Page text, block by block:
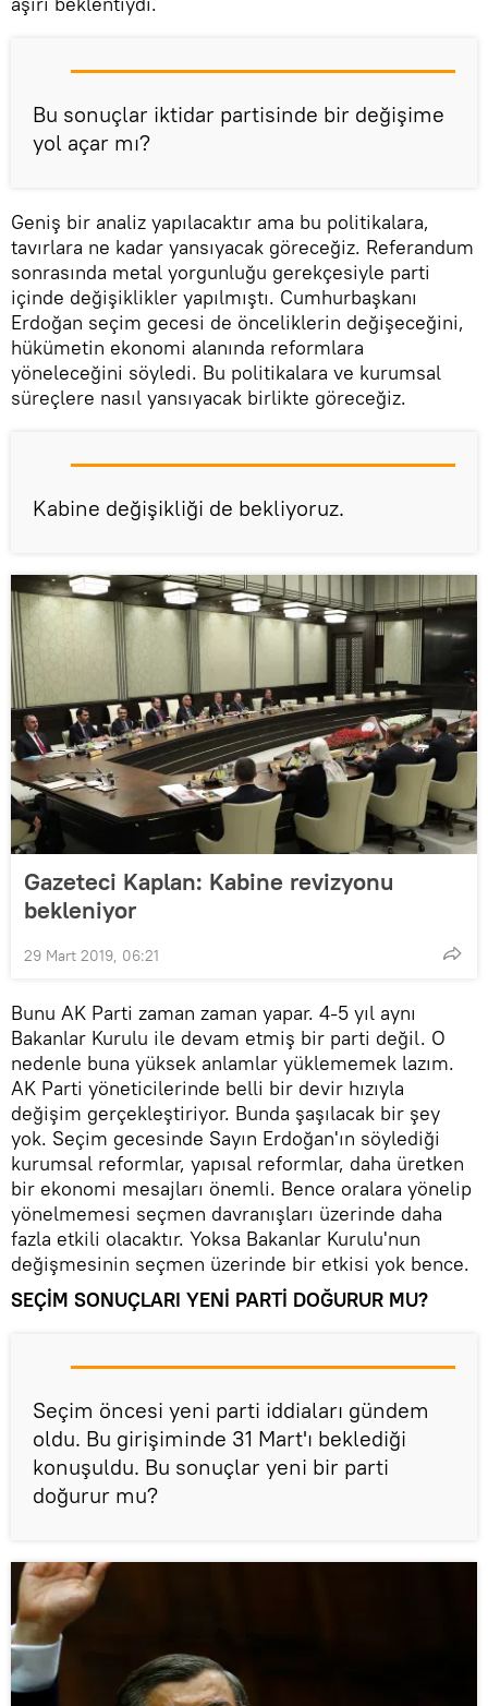
Bu sonuçlar iktidar partisinde bir değişime
yol açar mı?
Geniş bir analiz yapılacaktır ama bu politikalara,
tavırlara ne kadar yansıyacak göreceğiz. Referandum
sonrasında metal yorgunluğu gerekçesiyle parti
içinde değişiklikler yapılmıştı. Cumhurbaşkanı
Erdoğan seçim gecesi de önceliklerin değişeceğini,
hükümetin ekonomi alanında reformlara
yöneleceğini söyledi. Bu politikalara ve kurumsal
süreçlere nasıl yansıyacak birlikte göreceğiz.
Kabine değişikliği de bekliyoruz.
Gazeteci Kaplan: Kabine revizyonu
bekleniyor
29 Mart 2019, 06:21
Bunu AK Parti zaman zaman yapar. 4-5 yıl aynı
Bakanlar Kurulu ile devam etmiş bir parti değil. O
nedenle buna yüksek anlamlar yüklememek lazım.
AK Parti yöneticilerinde belli bir devir hızıyla
değişim gerçekleştiriyor. Bunda şaşılacak bir şey
yok. Seçim gecesinde Sayın Erdoğan'ın söylediği
kurumsal reformlar, yapısal reformlar, daha üretken
bir ekonomi mesajları önemli. Bence oralara yönelip
yönelmemesi seçmen davranışları üzerinde daha
fazla etkili olacaktır. Yoksa Bakanlar Kurulu'nun
değişmesinin seçmen üzerinde bir etkisi yok bence.
SEÇİM SONUÇLARI YENİ PARTİ DOĞURUR MU?
Seçim öncesi yeni parti iddiaları gündem
oldu. Bu girişiminde 31 Mart'ı beklediği
konuşuldu. Bu sonuçlar yeni bir parti
doğurur mu?